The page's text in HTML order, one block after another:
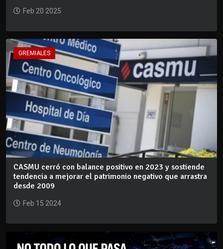
Feb 20 2025
GREMIALES
CASMU cerró con balance positivo en 2023 y sostiende
tendencia a mejorar el patrimonio negativo que arrastra
desde 2009
Feb 15 2024